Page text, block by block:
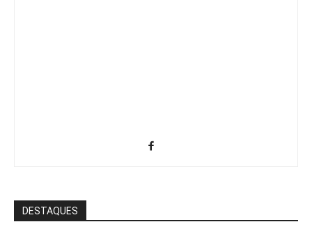
DESTAQUES